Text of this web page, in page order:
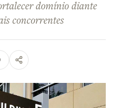
domínio diante
concorrentes